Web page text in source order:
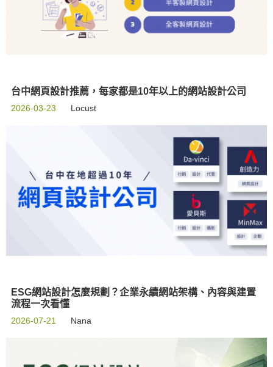
台中網頁設計推薦，每家都是10年以上的網站設計公司
2026-03-23 Locust
ESG網站設計怎麼規劃？企業永續網站架構、內容與建置
流程一次看懂
2026-07-21 Nana